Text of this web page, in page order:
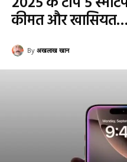
कीमत और खासियत…
By अखलाख खान